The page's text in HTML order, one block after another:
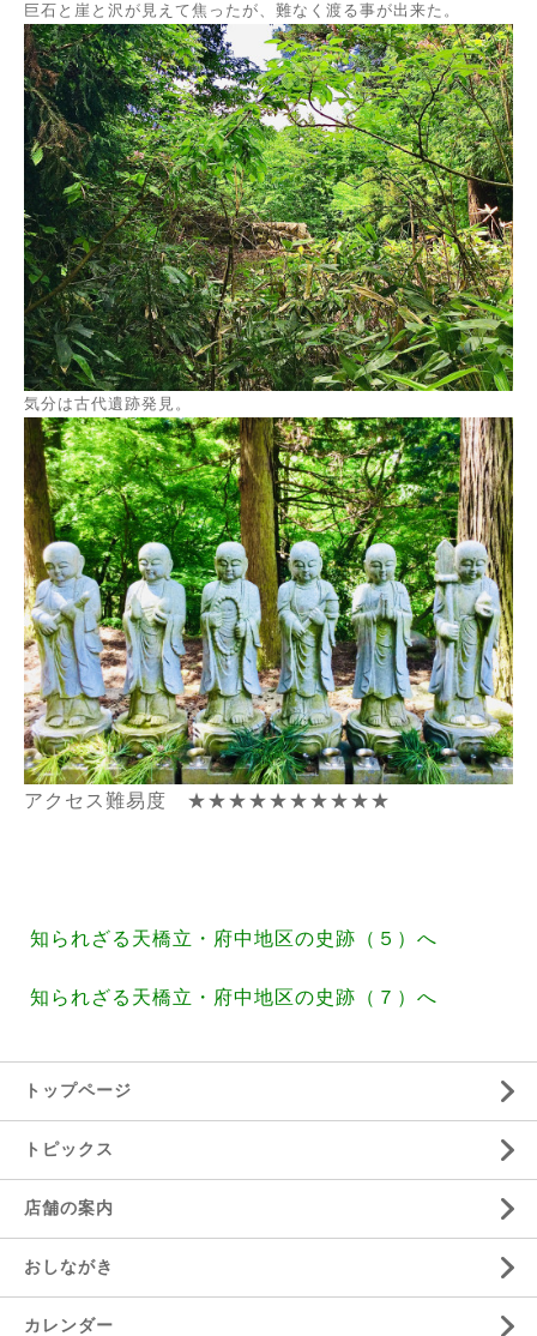
巨石と崖と沢が見えて焦ったが、難なく渡る事が出来た。
気分は古代遺跡発見。
アクセス難易度 ★★★★★★★★★★
知られざる天橋立・府中地区の史跡（５）へ
知られざる天橋立・府中地区の史跡（７）へ
トップページ
トピックス
店舗の案内
おしながき
カレンダー